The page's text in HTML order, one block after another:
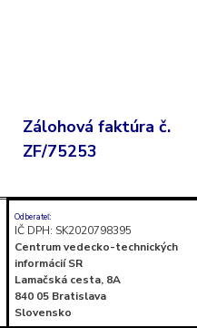
Zálohová faktúra č.
ZF/75253
Odberateľ:
IČ DPH: SK2020798395
Centrum vedecko-technických
informácií SR
Lamačská cesta, 8A
840 05 Bratislava
Slovensko